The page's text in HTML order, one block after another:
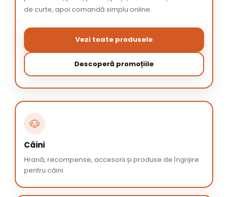
de curte, apoi comandă simplu online.
Vezi toate produsele
Descoperă promoțiile
🐶
Câini
Hrană, recompense, accesorii și produse de îngrijire
pentru câini.